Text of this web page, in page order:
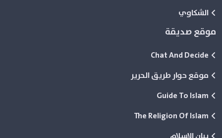
الشكاوي
موقع صديقة
Chat And Decide
موقع حوار طريق الحرير
Guide To Islam
The Religion Of Islam